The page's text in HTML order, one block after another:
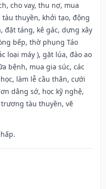
cho vay, thu nợ, mua
thuyền, khởi tạo, động
đặt táng, kê gác, dựng xây
bếp, thờ phụng Táo
loại máy ), gặt lúa, đào ao
bệnh, mua gia súc, các
làm lễ cầu thân, cưới
dâng sớ, học kỹ nghệ,
tàu thuyền, vẽ